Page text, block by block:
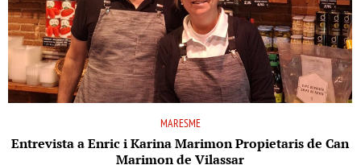
MARESME
Entrevista a Enric i Karina Marimon Propietaris de Can
Marimon de Vilassar